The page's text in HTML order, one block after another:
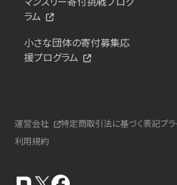
ラム
小さな団体の寄付募集応
援プログラム
運営会社 特定商取引法に基づく表記プ
利用規約